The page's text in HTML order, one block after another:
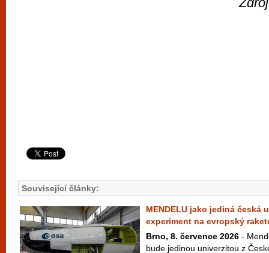
Související články:
MENDELU jako jediná česká
experiment na evropský
Brno, 8. července 2026 -
bude jedinou univerzitou z